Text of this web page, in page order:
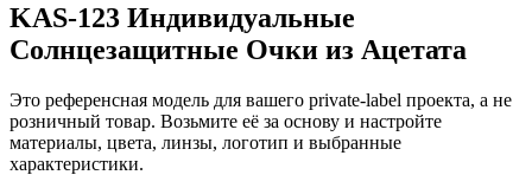
KAS-123 Индивидуальные
Солнцезащитные Очки из Ацетата
Это референсная модель для вашего private-label проекта, а не
розничный товар. Возьмите её за основу и настройте
материалы, цвета, линзы, логотип и выбранные
характеристики.